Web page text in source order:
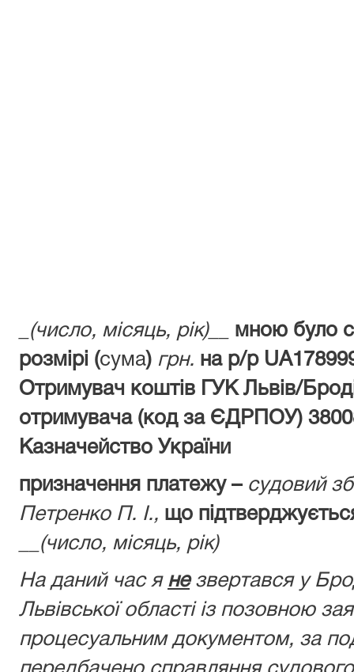
_(число, місяць, рік)__
мною було
розмірі (сума) грн. на р/р
Отримувач коштів ГУК Львiв/
отримувача (код за ЄДРПОУ)
Казначейство України
призначення платежу – судовий
Петренко П. І., що
__(число, місяць, рік)
На даний час я незвертався у
Львівської області із позовною
процесуальним документом, за